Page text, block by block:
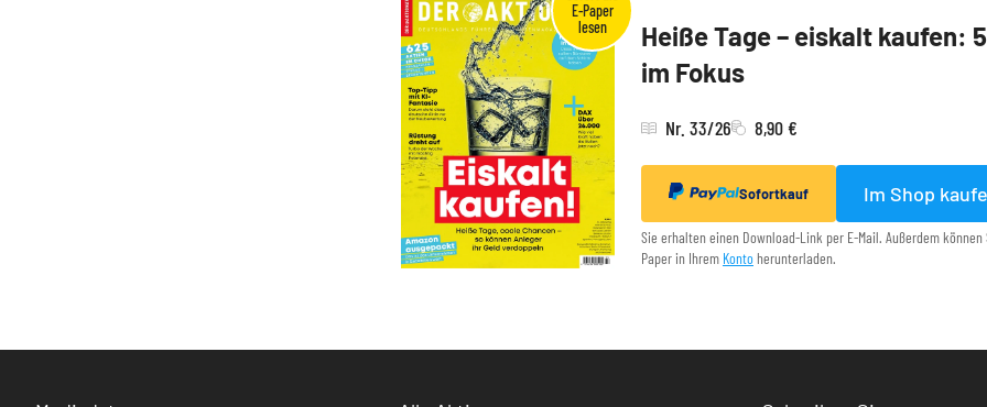
Heiße Tage – eiskalt kaufen:
im Fokus
Nr. 33/26 8,90 €
Sofortkauf Im Shop
Sie erhalten einen Download-Link per E-Mail. Außerdem
Paper in Ihrem Konto herunterladen.